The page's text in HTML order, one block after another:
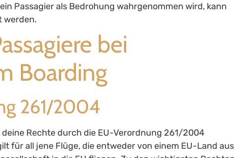
ein Passagier als Bedrohung wahrgenommen wird, kann
werden.
bei
Boarding
261/2004
deine Rechte durch die EU-Verordnung 261/2004
für all jene Flüge, die entweder von einem EU-Land aus